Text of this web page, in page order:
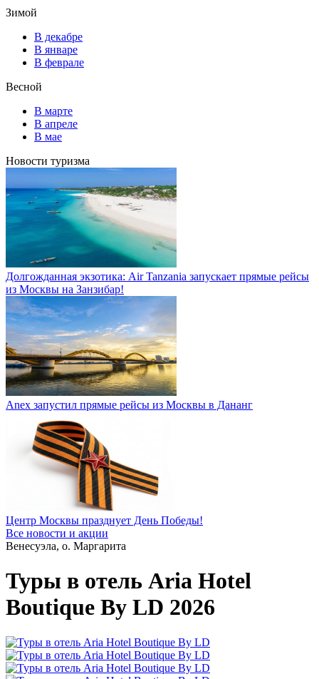
Зимой
В декабре
В январе
В феврале
Весной
В марте
В апреле
В мае
Новости туризма
Долгожданная экзотика: Air Tanzania запускает прямые рейсы
из Москвы на Занзибар!
Anex запустил прямые рейсы из Москвы в Дананг
Центр Москвы празднует День Победы!
Все новости и акции
Венесуэла, о. Маргарита
Туры в отель Aria Hotel
Boutique By LD 2026